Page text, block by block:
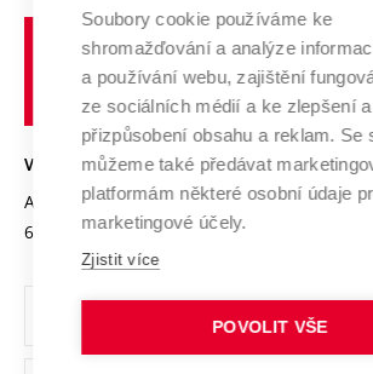
Výzkumné infrastruktury
Transfer znalostí
Open Science
Projekty
Projekty ze strukturálních fondů
Specifický výzkum
Spolupráce se školami
Mezinárodní dohody
Univerzitní sítě
Profil univerzity
Udržitelná univerzita
Podnikavá univerzita / ContriBUTe
Bezpečná univerzita
Vyznamenání
Organizační struktura
Ochrana osobních údajů
Brně
VYSOKÉ UČENÍ TECHNICKÉ V BRNĚ
Antonínská 548/1
602 00 Brno
www.vut.cz
vut@vutbr.cz
Soubory cookie používáme ke
shromažďování a analýze
a používání webu, zajištění
ze sociálních médií a ke zlepšení a
přizpůsobení obsahu a reklam. Se
můžeme také předávat
platformám některé osobní údaje
marketingové účely.
Zjistit více
POVOLIT VŠE